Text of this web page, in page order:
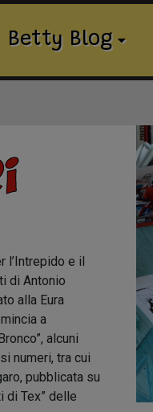
Betty Blog
l’Intrepido e il
di Antonio
alla Eura
a
alcuni
numeri, tra cui
pubblicata su
di Tex” delle